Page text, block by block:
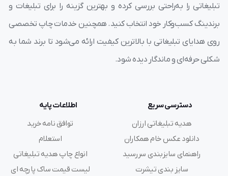
تبلیغاتی را به‌راحتی بررسی کرده و بهترین گزینه را برای تبلیغات و
برندینگ کسب‌وکار خود انتخاب کنید. همچنین خدمات چاپ تخصصی
روی هدایای تبلیغاتی با بالاترین کیفیت ارائه می‌شود تا برند شما به
شکلی حرفه‌ای و ماندگار دیده شود.
دسترسی سریع
هدیه تبلیغاتی ارزان
دانلود عکس خام همکاران
راهنمای سایزبندی سررسید
سایز بندی تیشرت
اطلاعات پایه
توافق نامه خرید
استعلام
انواع چاپ هدیه تبلیغاتی
لیست قیمت ساک پارچه ای